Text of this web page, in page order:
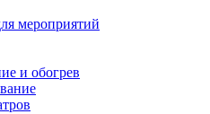
мероприятий
и обогрев